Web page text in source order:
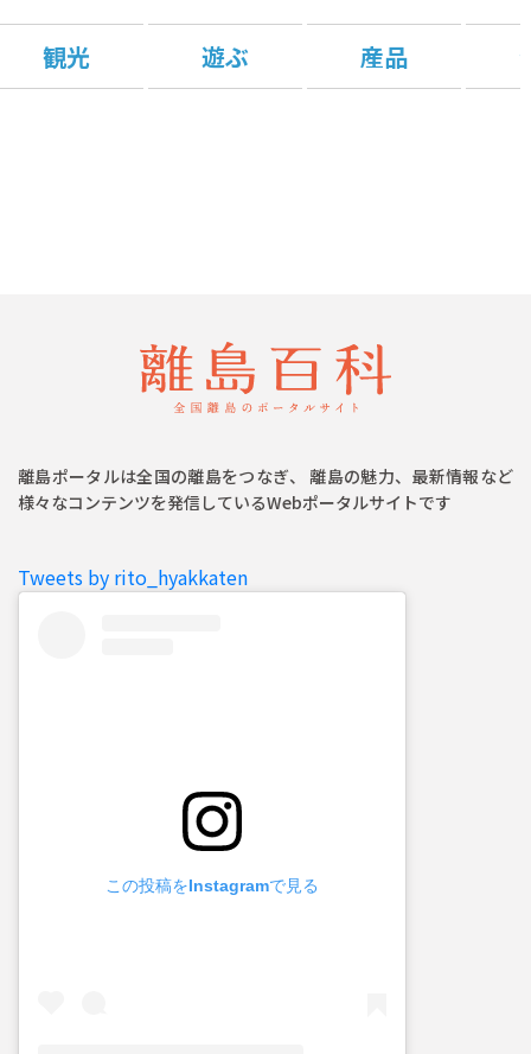
観光 遊ぶ 産品
離島ポータルは全国の離島をつなぎ、 離島の魅力、最新情報など
様々なコンテンツを発信しているWebポータルサイトです
Tweets by rito_hyakkaten
この投稿をInstagramで見る